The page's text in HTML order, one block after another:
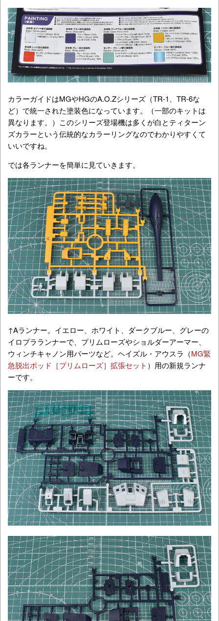
カラーガイドはMGやHGのA.O.Zシリーズ（TR-1、TR-6な
ど）で統一された塗装色になっています。（一部のキットは
異なります。）このシリーズ登場機は多くが白とティターン
ズカラーという伝統的なカラーリングなのでわかりやすくて
いいですね。
では各ランナーを簡単に見ていきます。
↑Aランナー。イエロー、ホワイト、ダークブルー、グレーの
イロプラランナーで、プリムローズやショルダーアーマー、
ウィンチキャノン用パーツなど。ヘイズル・アウスラ（MG緊
急脱出ポッド［プリムローズ］拡張セット ）用の新規ランナ
ーです。